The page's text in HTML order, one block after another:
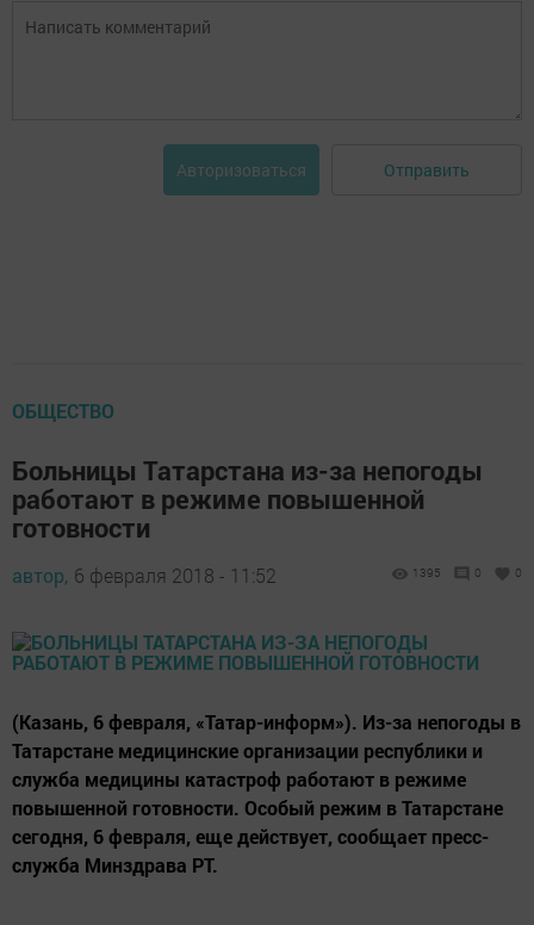
Авторизоваться Отправить
ОБЩЕСТВО
Больницы Татарстана из-за непогоды
работают в режиме повышенной
готовности
автор, 6 февраля 2018 - 11:52 1395 0 0
(Казань, 6 февраля, «Татар-информ»). Из-за непогоды в
Татарстане медицинские организации республики и
служба медицины катастроф работают в режиме
повышенной готовности. Особый режим в Татарстане
сегодня, 6 февраля, еще действует, сообщает пресс-
служба Минздрава РТ.